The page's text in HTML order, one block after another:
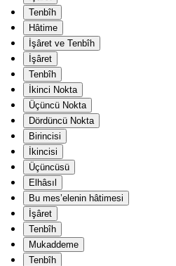
Tenbîh
Hâtime
İşâret ve Tenbîh
İşâret
Tenbîh
İkinci Nokta
Üçüncü Nokta
Dördüncü Nokta
Birincisi
İkincisi
Üçüncüsü
Elhâsıl
Bu mes’elenin hâtimesi
İşâret
Tenbîh
Mukaddeme
Tenbîh